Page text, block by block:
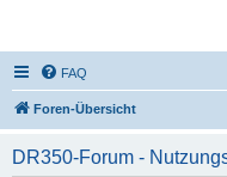
FAQ
Foren-Übersicht
DR350-Forum -